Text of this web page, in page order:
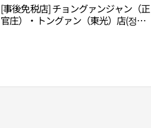
[事後免税店] チョングァンジャン（正
官庄）・トングァン（東光）店(정관